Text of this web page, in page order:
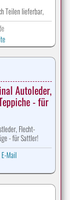
Teilen lieferbar,
Autoleder,
- für
Flecht-
- für Sattler!
E-Mail